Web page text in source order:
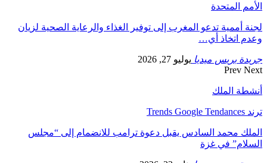
الأمم المتحدة
لجنة أممية تدعو المغرب إلى توفير الغذاء والرعاية الصحية لزيان
وعدم اتخاذ أي…
جريدة بريس ميديا يوليو 27, 2026
Prev Next
أنشطة الملك
ترند Trends Google Tendances
الملك محمد السادس يقبل دعوة ترامب للانضمام إلى “مجلس
السلام” في غزة